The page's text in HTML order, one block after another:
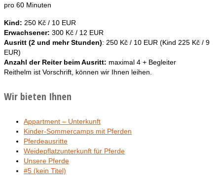
pro 60 Minuten
Kind: 250 Kč / 10 EUR
Erwachsener: 300 Kč / 12 EUR
Ausritt (2 und mehr Stunden): 250 Kč / 10 EUR (Kind 225 Kč / 9
EUR)
Anzahl der Reiter beim Ausritt: maximal 4 + Begleiter
Reithelm ist Vorschrift, können wir Ihnen leihen.
Wir bieten Ihnen
Appartment – Unterkunft
Kinder-Sommercamps mit Pferden
Pferdeausritte
Weidepflatzunterkunft für Pferde
Unsere Pferde
#5 (kein Titel)